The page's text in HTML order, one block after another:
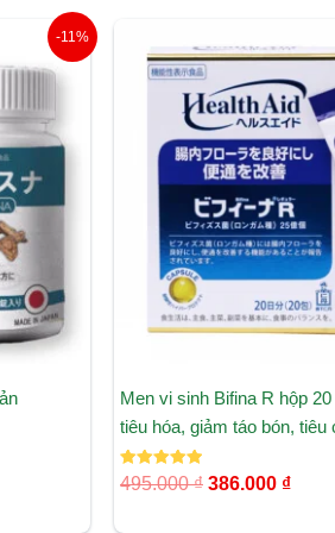
-11%
Men vi sinh Bifina R hộp
tiêu hóa, giảm táo bón, tiêu
Được xếp
hạng
495.000₫
gốc
495.000 ₫.
386.000 ₫
hiện
tại
là: